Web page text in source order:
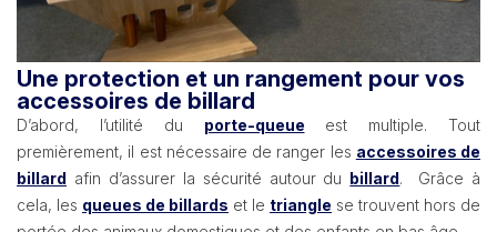
Une protection et un rangement pour vos
accessoires de billard
D’abord, l’utilité du porte-queue est multiple. Tout
premièrement, il est nécessaire de ranger les accessoires de
billard afin d’assurer la sécurité autour du billard. Grâce à
cela, les queues de billards et le triangle se trouvent hors de